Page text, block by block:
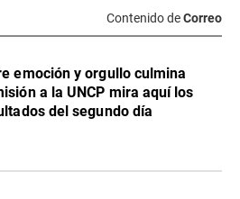
Contenido deCorreo
emoción y orgullo culmina
a la UNCP mira aquí los
del segundo día